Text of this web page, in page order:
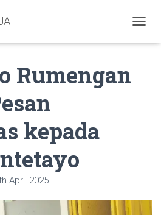
Rumengan
kepada
April 2025